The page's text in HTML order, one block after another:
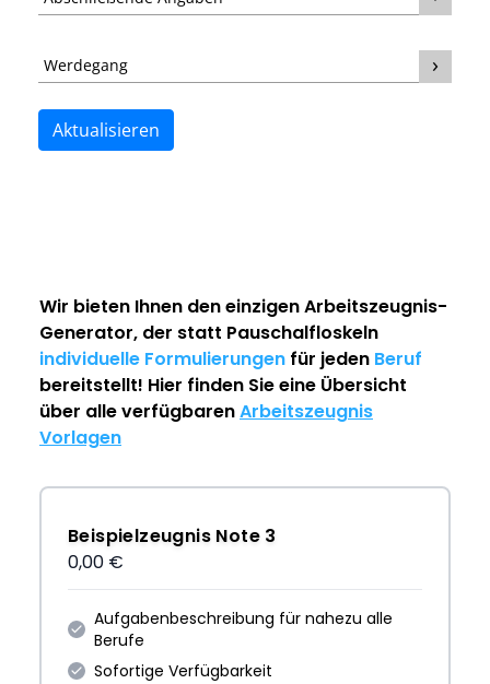
Werdegang
Aktualisieren
Wir bieten Ihnen den einzigenArbeitszeugnis-
Generator, der statt Pauschalfloskeln
individuelle Formulierungen für jeden Beruf
bereitstellt! Hier finden Sie eine Übersicht
über alle verfügbarenArbeitszeugnis
Vorlagen
Beispielzeugnis Note 3
0,00 €
Aufgabenbeschreibung für nahezu alle
Berufe
Sofortige Verfügbarkeit